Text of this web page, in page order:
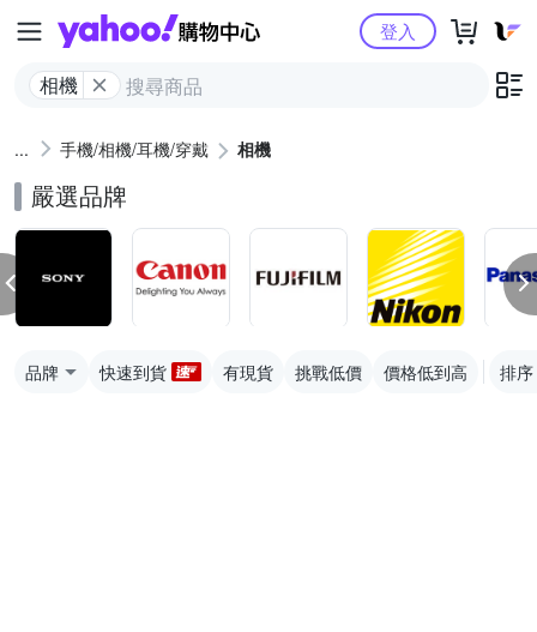
Yahoo購物中心
相機
登入
手機/相機/耳機/穿戴 相機
嚴選品牌
品牌 快速到貨 有現貨 挑戰低價 價格低到高 排序